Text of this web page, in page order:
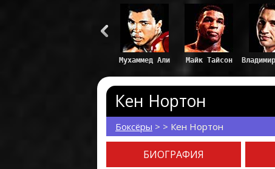
Кен Нортон
Боксёры > > Кен Нортон
БИОГРАФИЯ